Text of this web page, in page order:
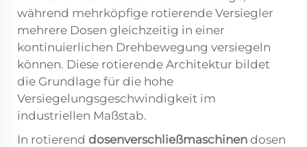
während mehrköpfige rotierende Versiegler
mehrere Dosen gleichzeitig in einer
kontinuierlichen Drehbewegung versiegeln
können. Diese rotierende Architektur bildet
die Grundlage für die hohe
Versiegelungsgeschwindigkeit im
industriellen Maßstab.
In rotierend dosenverschließmaschinen dosen